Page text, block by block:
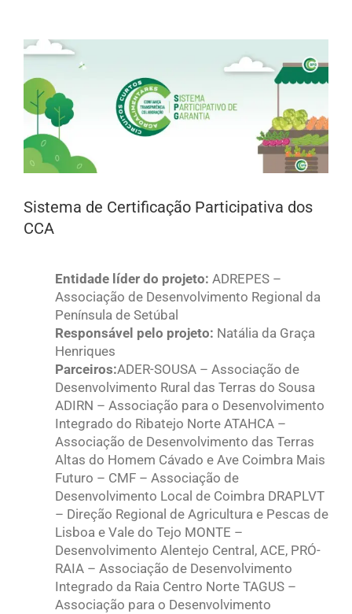
View
Image
Sistema de Certificação Participativa dos
CCA
Entidade líder do projeto: ADREPES –
Associação de Desenvolvimento Regional da
Península de Setúbal
Responsável pelo projeto: Natália da Graça
Henriques
Parceiros:ADER-SOUSA – Associação de
Desenvolvimento Rural das Terras do Sousa
ADIRN – Associação para o Desenvolvimento
Integrado do Ribatejo Norte ATAHCA –
Associação de Desenvolvimento das Terras
Altas do Homem Cávado e Ave Coimbra Mais
Futuro – CMF – Associação de
Desenvolvimento Local de Coimbra DRAPLVT
– Direção Regional de Agricultura e Pescas de
Lisboa e Vale do Tejo MONTE –
Desenvolvimento Alentejo Central, ACE, PRÓ-
RAIA – Associação de Desenvolvimento
Integrado da Raia Centro Norte TAGUS –
Associação para o Desenvolvimento